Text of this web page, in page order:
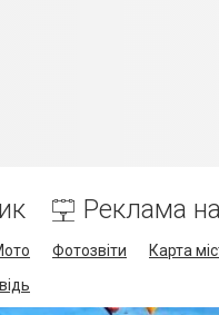
Реклама на
Фотозвіти Карта